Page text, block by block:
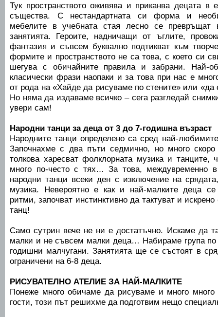
Тук пространството оживява и приканва децата в
същества. С нестандартната си форма и
мебелите в учебната стая лесно се
занятията. Героите, надничащи от ъглите,
фантазия и съвсем буквално подтикват към
формите и пространството не са това, с което си
шегува с обичайните правила и забрани. Най-
класически фрази наопаки и за това при нас е
от рода на «Хайде да рисуваме по стените» или
Но няма да издаваме всичко – сега разгледай
увери сам!
Народни танци за деца от 3 до 7-годишна възраст
Народните танци определено са сред най-
Започнахме с два пъти седмично, но много
толкова харесват фолклорната музика и
много по-често с тях… За това, междувременно
народни танци всеки ден с изключение на
музика. Невероятно е как и най-малките деца
ритми, започват инстинктивно да тактуват и
танц!
Само сутрин вече не ни е достатъчно. Искаме да
малки и не съвсем малки деца… Набираме група по
годишни малчугани. Занятията ще се състоят в
ограничени на 6-8 деца.
РИСУВАТЕЛНО АТЕЛИЕ ЗА НАЙ-МАЛКИТЕ
Понеже много обичаме да рисуваме и много
гости, този път решихме да подготвим нещо